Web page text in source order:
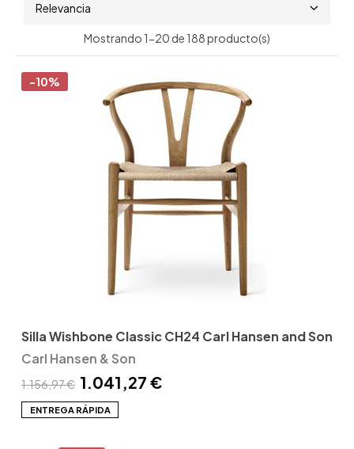
Relevancia
Mostrando 1-20 de 188 producto(s)
-10%
Silla Wishbone Classic CH24 Carl Hansen and Son
Carl Hansen & Son
1.156,97 € 1.041,27 €
ENTREGA RÁPIDA